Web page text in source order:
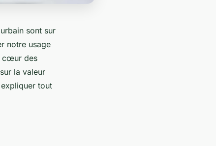
sont sur
notre usage
cœur des
la valeur
tout